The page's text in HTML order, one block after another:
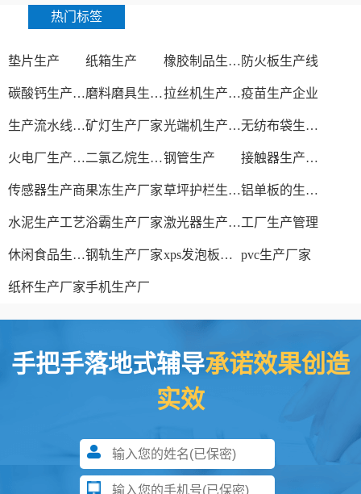
热门标签
垫片生产 纸箱生产 橡胶制品生产厂 防火板生产线
碳酸钙生产设备 磨料磨具生产厂家 拉丝机生产厂家疫苗生产企业
生产流水线设备矿灯生产厂家 光端机生产厂家 无纺布袋生产厂家
火电厂生产过程 二氯乙烷生产厂家钢管生产 接触器生产厂家
传感器生产商果冻生产厂家 草坪护栏生产厂家 铝单板的生产厂家
水泥生产工艺浴霸生产厂家 激光器生产厂家工厂生产管理
休闲食品生产线钢轨生产厂家 xps发泡板材生产线 pvc生产厂家
纸杯生产厂家手机生产厂
手把手落地式辅导承诺效果创造
实效